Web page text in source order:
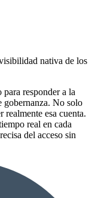
nativa de los
responder a la
gobernanza. No solo
realmente esa cuenta.
real en cada
del acceso sin